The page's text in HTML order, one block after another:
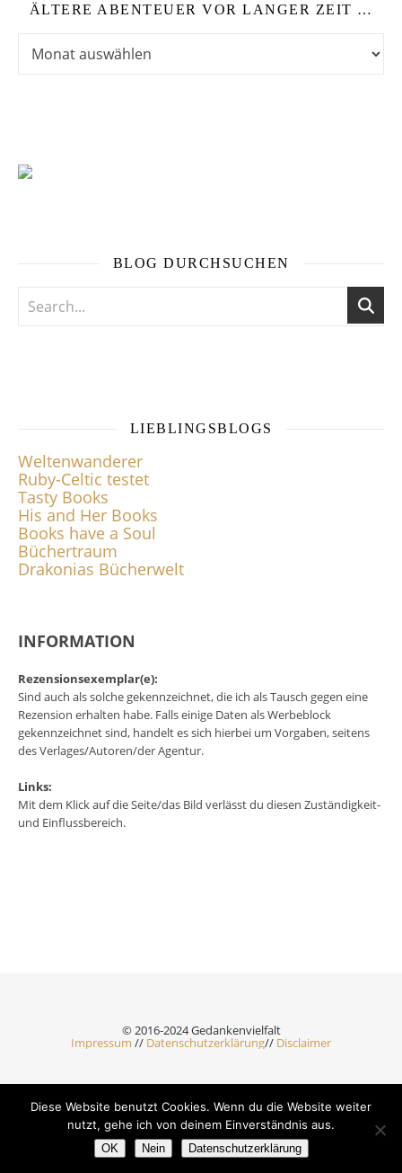
ÄLTERE ABENTEUER VOR LANGER ZEIT …
BLOG DURCHSUCHEN
LIEBLINGSBLOGS
Weltenwanderer
Ruby-Celtic testet
Tasty Books
His and Her Books
Books have a Soul
Büchertraum
Drakonias Bücherwelt
INFORMATION
Rezensionsexemplar(e):
Sind auch als solche gekennzeichnet, die ich als Tausch gegen eine
Rezension erhalten habe. Falls einige Daten als Werbeblock
gekennzeichnet sind, handelt es sich hierbei um Vorgaben, seitens
des Verlages/Autoren/der Agentur.
Links:
Mit dem Klick auf die Seite/das Bild verlässt du diesen Zuständigkeit-
und Einflussbereich.
© 2016-2024 Gedankenvielfalt
Impressum // Datenschutzerklärung// Disclaimer
Ashe Theme by Royal-Flush - 2026 ©
Diese Website benutzt Cookies. Wenn du die Website weiter
nutzt, gehe ich von deinem Einverständnis aus.
OK Nein Datenschutzerklärung